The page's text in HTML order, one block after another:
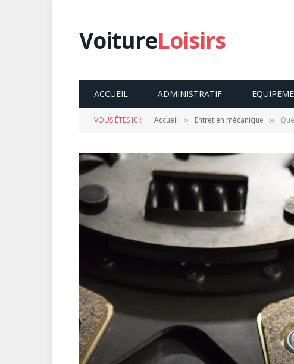
VoitureLoisirs
ACCUEIL ADMINISTRATIF
VOUS ÊTES ICI: Accueil » Entretien mécanique »